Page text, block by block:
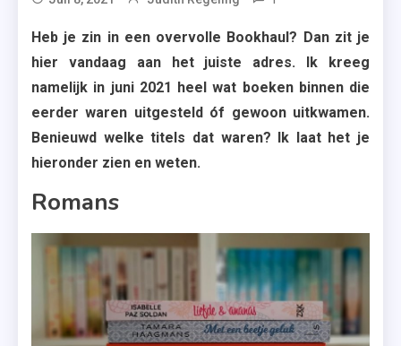
,
Boekerij
,
Bookhaul
Juni
,
Nieuwe
Boeken
,
Winacties
Heb je zin in een overvolle Bookhaul? Dan zit je
hier vandaag aan het juiste adres. Ik kreeg
namelijk in juni 2021 heel wat boeken binnen die
eerder waren uitgesteld óf gewoon uitkwamen.
Benieuwd welke titels dat waren? Ik laat het je
hieronder zien en weten.
Romans